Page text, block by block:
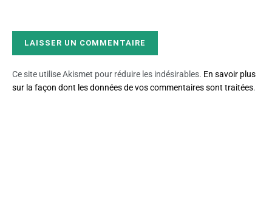
Ce site utilise Akismet pour réduire les indésirables. En savoir plus
sur la façon dont les données de vos commentaires sont traitées.